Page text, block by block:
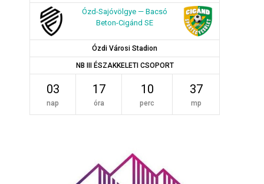
Ózd-Sajóvölgye — Bacsó
Beton-Cigánd SE
Ózdi Városi Stadion
NB III ÉSZAKKELETI CSOPORT
03
nap
17
óra
10
perc
36
mp